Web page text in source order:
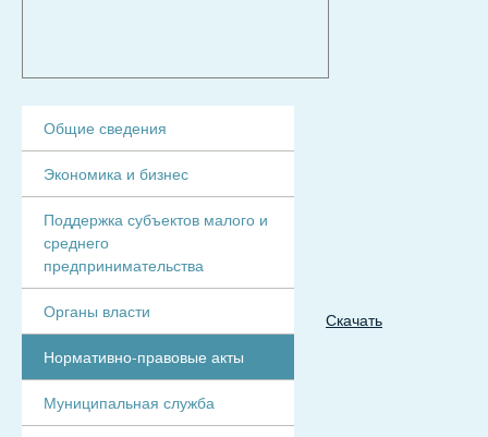
Скачать
Общие сведения
Экономика и бизнес
Поддержка субъектов малого и
среднего
предпринимательства
Органы власти
Нормативно-правовые акты
Муниципальная служба